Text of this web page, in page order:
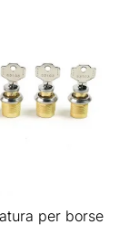
per borse